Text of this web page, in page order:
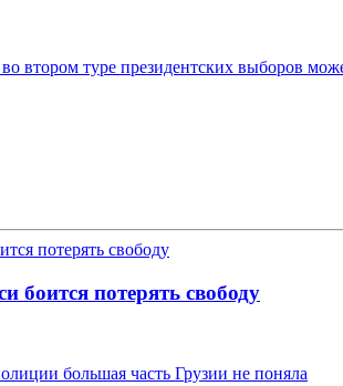
туре президентских выборов
боится потерять свободу
большая часть Грузии не поняла